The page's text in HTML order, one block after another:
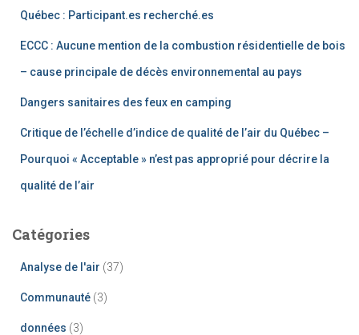
Québec : Participant.es recherché.es
ECCC : Aucune mention de la combustion résidentielle de bois
– cause principale de décès environnemental au pays
Dangers sanitaires des feux en camping
Critique de l’échelle d’indice de qualité de l’air du Québec –
Pourquoi « Acceptable » n’est pas approprié pour décrire la
qualité de l’air
Catégories
Analyse de l'air (37)
Communauté (3)
données (3)